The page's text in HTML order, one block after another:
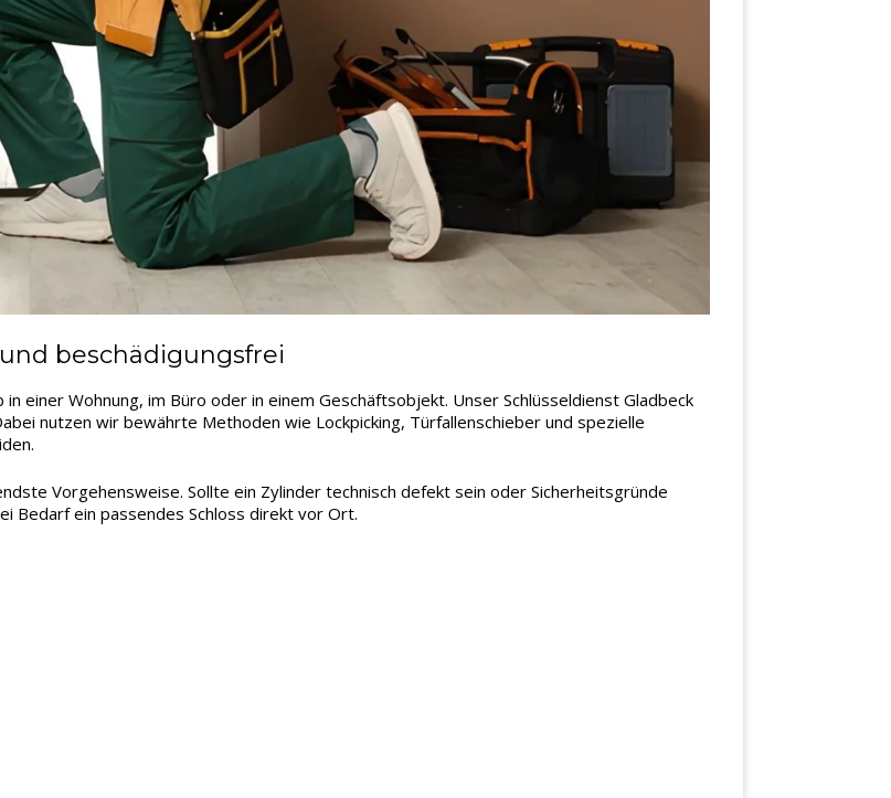
beschädigungsfrei
einer Wohnung, im Büro oder in einem Geschäftsobjekt. Unser Schlüsseldienst Gladbeck
nutzen wir bewährte Methoden wie Lockpicking, Türfallenschieber und spezielle
Vorgehensweise. Sollte ein Zylinder technisch defekt sein oder Sicherheitsgründe
Bedarf ein passendes Schloss direkt vor Ort.